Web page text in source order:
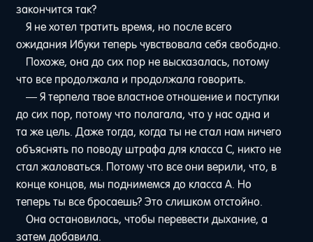
закончится так?
Я не хотел тратить время, но после всего
ожидания Ибуки теперь чувствовала себя свободно.
Похоже, она до сих пор не высказалась, потому
что все продолжала и продолжала говорить.
— Я терпела твое властное отношение и поступки
до сих пор, потому что полагала, что у нас одна и
та же цель. Даже тогда, когда ты не стал нам ничего
объяснять по поводу штрафа для класса C, никто не
стал жаловаться. Потому что все они верили, что, в
конце концов, мы поднимемся до класса А. Но
теперь ты все бросаешь? Это слишком отстойно.
Она остановилась, чтобы перевести дыхание, а
затем добавила.